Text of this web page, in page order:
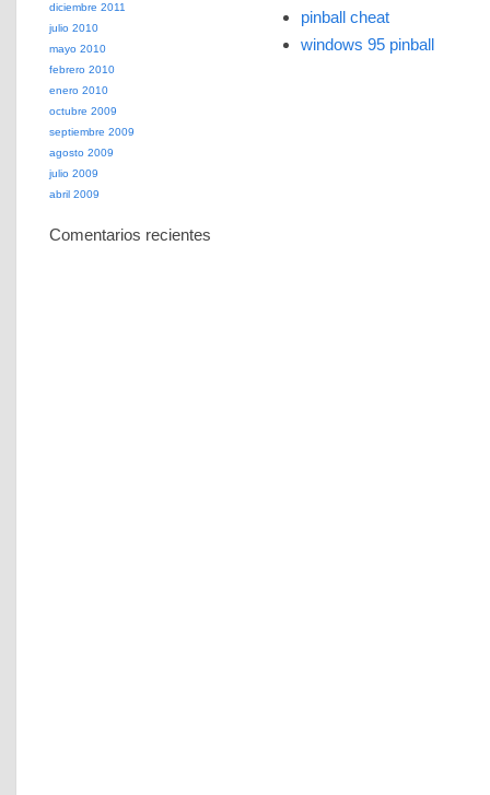
pinball cheat
windows 95 pinball
diciembre 2011
julio 2010
mayo 2010
febrero 2010
enero 2010
octubre 2009
septiembre 2009
agosto 2009
julio 2009
abril 2009
Comentarios recientes